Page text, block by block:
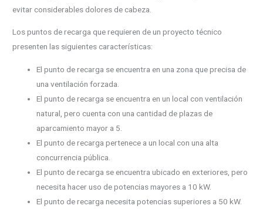
evitar considerables dolores de cabeza.
Los puntos de recarga que requieren de un proyecto técnico
presenten las siguientes características:
El punto de recarga se encuentra en una zona que precisa de
una ventilación forzada.
El punto de recarga se encuentra en un local con ventilación
natural, pero cuenta con una cantidad de plazas de
aparcamiento mayor a 5.
El punto de recarga pertenece a un local con una alta
concurrencia pública.
El punto de recarga se encuentra ubicado en exteriores, pero
necesita hacer uso de potencias mayores a 10 kW.
El punto de recarga necesita potencias superiores a 50 kW.